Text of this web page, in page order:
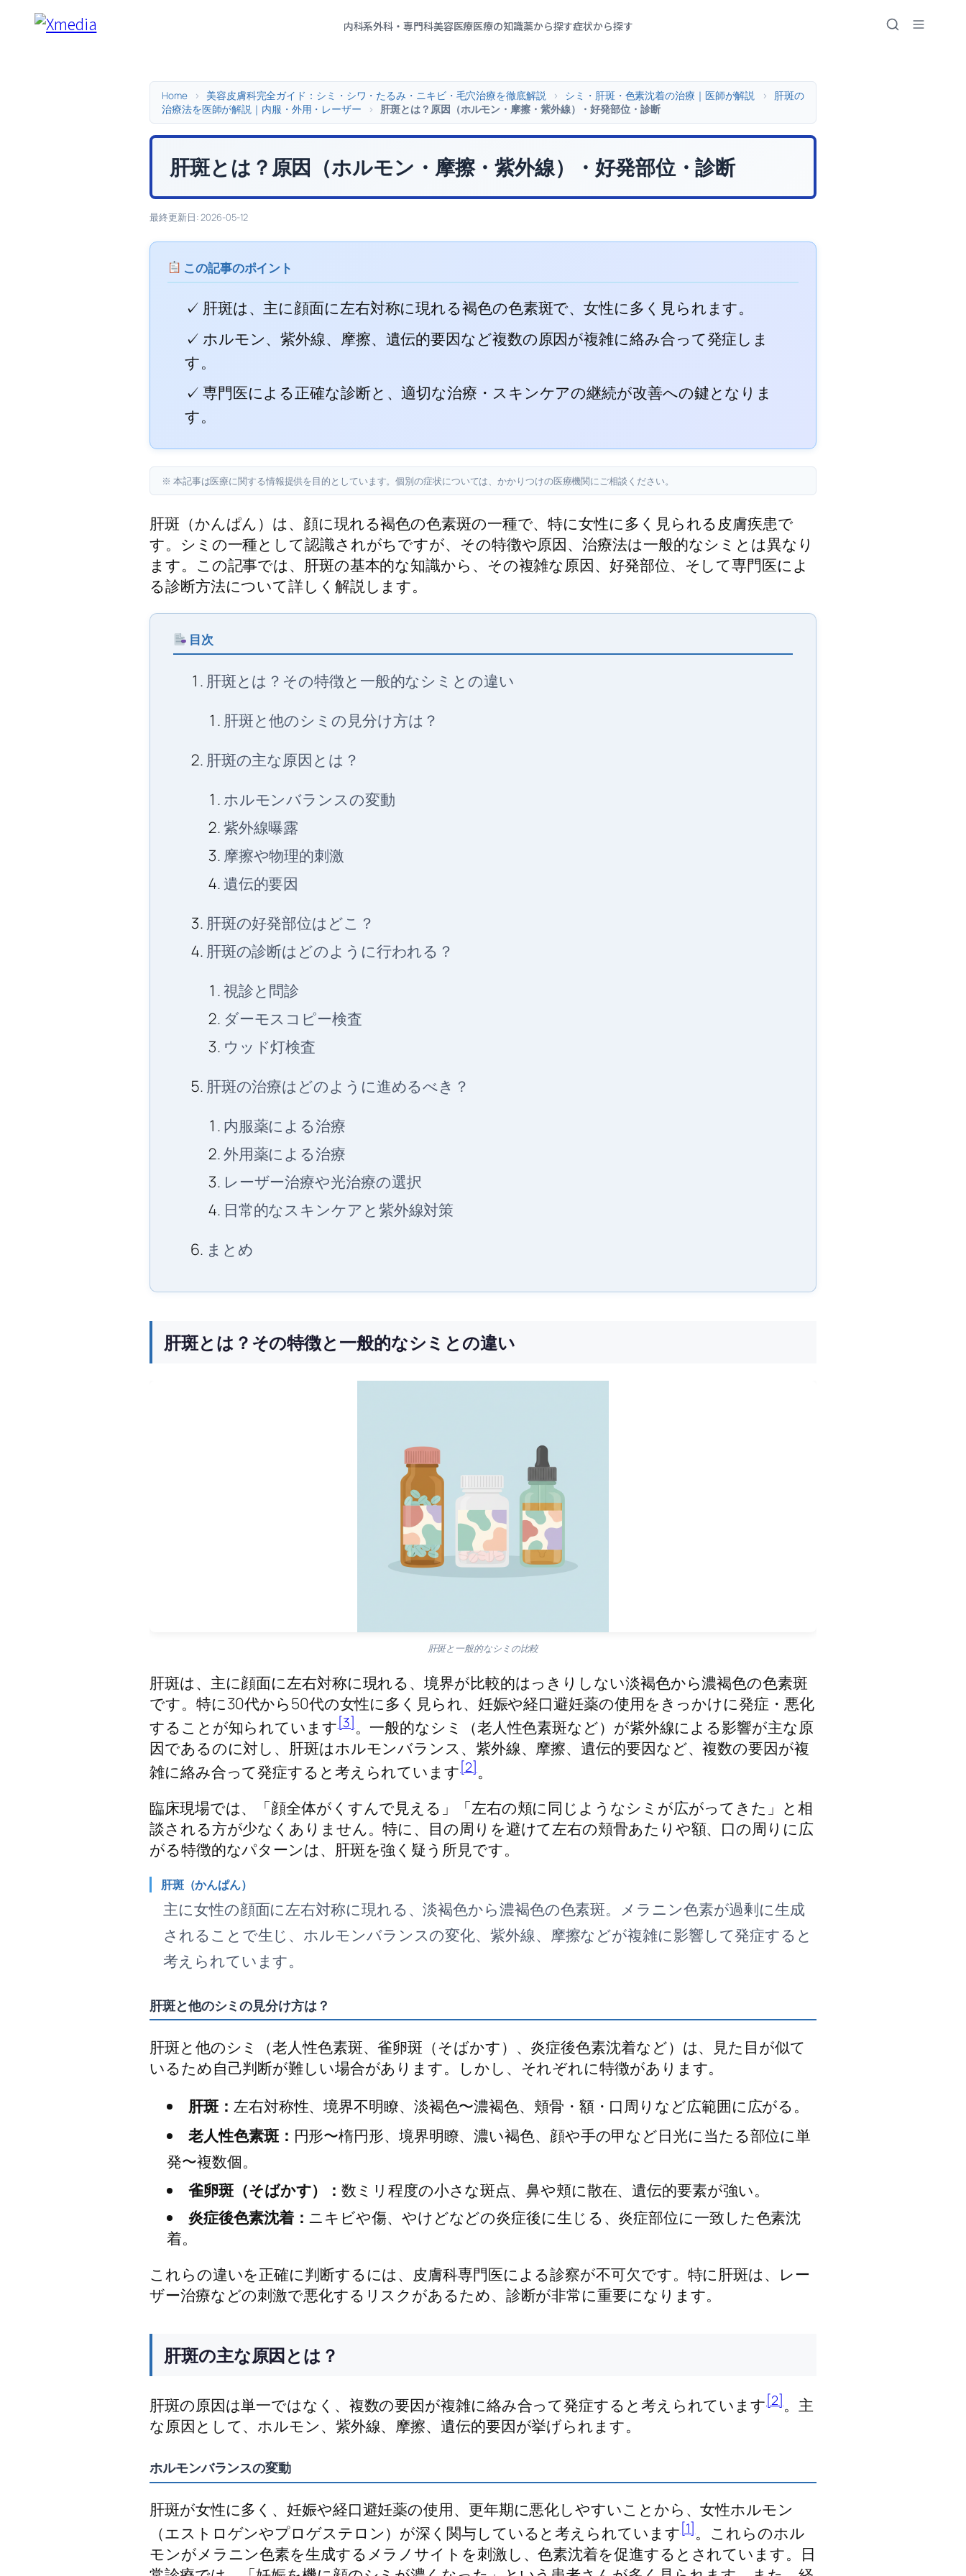
内科系外科・専門科美容医療医療の知識薬から探す症状から探す
Home > 美容皮膚科完全ガイド：シミ・シワ・たるみ・ニキビ・毛穴治療を徹底解説 > シミ・肝斑・色素沈着の治療｜医師が解説 >
肝斑の
治療法を医師が解説｜内服・外用・レーザー
> 肝斑とは？原因（ホルモン・摩擦・紫外線）・好発部位・診断
肝斑とは？原因（ホルモン・摩擦・紫外線）・好発部位・診断
最終更新日: 2026-05-12
この記事のポイント
✓ 肝斑は、主に顔面に左右対称に現れる褐色の色素斑で、女性に多く見られます。
✓ ホルモン、紫外線、摩擦、遺伝的要因など複数の原因が複雑に絡み合って発症しま
す。
✓ 専門医による正確な診断と、適切な治療・スキンケアの継続が改善への鍵となりま
す。
※ 本記事は医療に関する情報提供を目的としています。個別の症状については、かかりつけの医療機関にご相談ください。
肝斑（かんぱん）は、顔に現れる褐色の色素斑の一種で、特に女性に多く見られる皮膚疾患で
す。シミの一種として認識されがちですが、その特徴や原因、治療法は一般的なシミとは異なり
ます。この記事では、肝斑の基本的な知識から、その複雑な原因、好発部位、そして専門医によ
る診断方法について詳しく解説します。
目次
肝斑とは？その特徴と一般的なシミとの違い
肝斑と他のシミの見分け方は？
肝斑の主な原因とは？
ホルモンバランスの変動
紫外線曝露
摩擦や物理的刺激
遺伝的要因
肝斑の好発部位はどこ？
肝斑の診断はどのように行われる？
視診と問診
ダーモスコピー検査
ウッド灯検査
肝斑の治療はどのように進めるべき？
内服薬による治療
外用薬による治療
レーザー治療や光治療の選択
日常的なスキンケアと紫外線対策
まとめ
肝斑とは？その特徴と一般的なシミとの違い
肝斑と一般的なシミの比較
肝斑は、主に顔面に左右対称に現れる、境界が比較的はっきりしない淡褐色から濃褐色の色素斑
です。特に30代から50代の女性に多く見られ、妊娠や経口避妊薬の使用をきっかけに発症・悪化
することが知られています[3]。一般的なシミ（老人性色素斑など）が紫外線による影響が主な原
因であるのに対し、肝斑はホルモンバランス、紫外線、摩擦、遺伝的要因など、複数の要因が複
雑に絡み合って発症すると考えられています[2]。
臨床現場では、「顔全体がくすんで見える」「左右の頬に同じようなシミが広がってきた」と相
談される方が少なくありません。特に、目の周りを避けて左右の頬骨あたりや額、口の周りに広
がる特徴的なパターンは、肝斑を強く疑う所見です。
肝斑（かんぱん）
主に女性の顔面に左右対称に現れる、淡褐色から濃褐色の色素斑。メラニン色素が過剰に生成
されることで生じ、ホルモンバランスの変化、紫外線、摩擦などが複雑に影響して発症すると
考えられています。
肝斑と他のシミの見分け方は？
肝斑と他のシミ（老人性色素斑、雀卵斑（そばかす）、炎症後色素沈着など）は、見た目が似て
いるため自己判断が難しい場合があります。しかし、それぞれに特徴があります。
肝斑： 左右対称性、境界不明瞭、淡褐色〜濃褐色、頬骨・額・口周りなど広範囲に広がる。
老人性色素斑： 円形〜楕円形、境界明瞭、濃い褐色、顔や手の甲など日光に当たる部位に単
発〜複数個。
雀卵斑（そばかす）：数ミリ程度の小さな斑点、鼻や頬に散在、遺伝的要素が強い。
炎症後色素沈着： ニキビや傷、やけどなどの炎症後に生じる、炎症部位に一致した色素沈
着。
これらの違いを正確に判断するには、皮膚科専門医による診察が不可欠です。特に肝斑は、レー
ザー治療などの刺激で悪化するリスクがあるため、診断が非常に重要になります。
肝斑の主な原因とは？
肝斑の原因は単一ではなく、複数の要因が複雑に絡み合って発症すると考えられています[2]。主
な原因として、ホルモン、紫外線、摩擦、遺伝的要因が挙げられます。
ホルモンバランスの変動
肝斑が女性に多く、妊娠や経口避妊薬の使用、更年期に悪化しやすいことから、女性ホルモン
（エストロゲンやプロゲステロン）が深く関与していると考えられています[1]。これらのホル
モンがメラニン色素を生成するメラノサイトを刺激し、色素沈着を促進するとされています。日